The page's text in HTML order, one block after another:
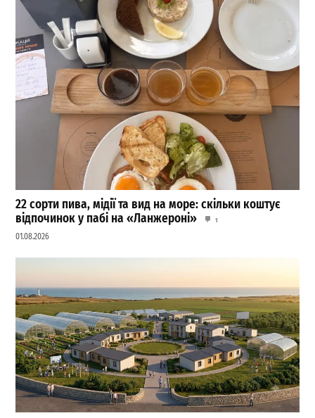
22 сорти пива, мідії та вид на море: скільки коштує
відпочинок у пабі на «Ланжероні»
1
01.08.2026